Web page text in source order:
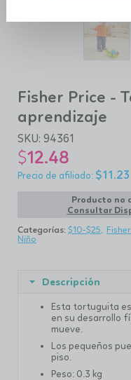
Fisher Price -
aprendizaje
SKU: 94361
$12.48
$11.23
Producto no
Consultar
Categorías: $10-$25
Niño
Descripción
Esta tortuguita
en su desarrollo
mueve.
Los pequeños
piso.
Peso: 0.3 kg